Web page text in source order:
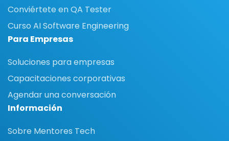
Conviértete en QA Tester
Curso AI Software Engineering
Para Empresas
Soluciones para empresas
Capacitaciones corporativas
Agendar una conversación
Información
Sobre Mentores Tech